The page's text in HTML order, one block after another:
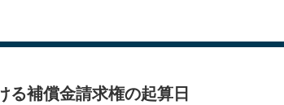
補償金請求権の起算日